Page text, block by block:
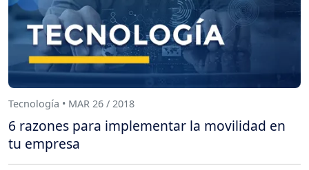
Tecnología • MAR 26 / 2018
6 razones para implementar la movilidad en
tu empresa